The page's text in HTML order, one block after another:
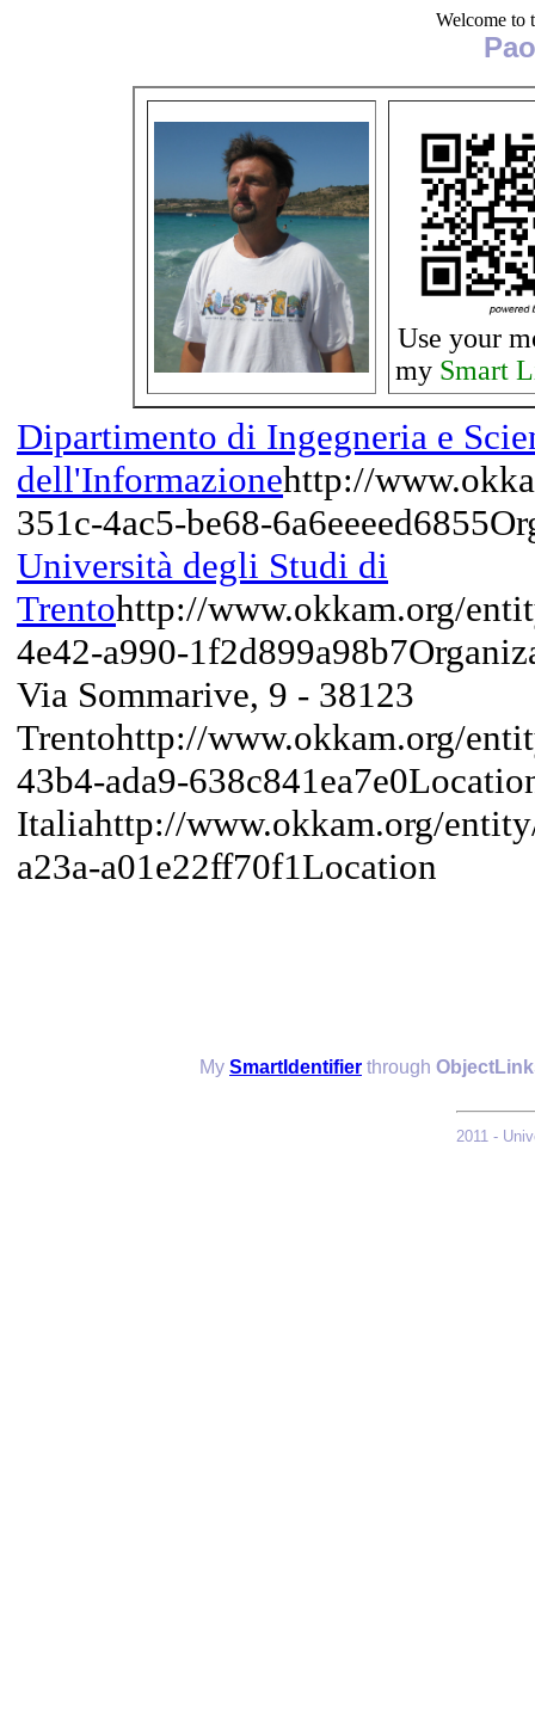
Welcome to
Use your
my Smart
Dipartimento di Ingegneria e
dell'Informazionehttp://
351c-4ac5-be68-6a6eeeed6855
Università degli Studi di
Trentohttp://www.okkam.org/
4e42-a990-1f2d899a98b7
Via Sommarive, 9 - 38123
Trentohttp://www.okkam.org/
43b4-ada9-638c841ea7e0
Italiahttp://www.okkam.org/
a23a-a01e22ff70f1Location
My SmartIdentifier through
2011 -